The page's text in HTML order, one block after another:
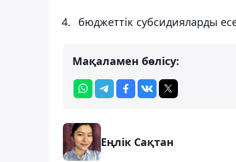
бюджеттік субсидияларды
Мақаламен бөлісу:
Еңлік Сақтан